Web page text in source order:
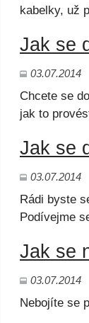
kabelky, už
Jak se
03.07.2014
Chcete se
jak to
Jak se
03.07.2014
Rádi byste
Podívejme
Jak se
03.07.2014
Nebojíte se